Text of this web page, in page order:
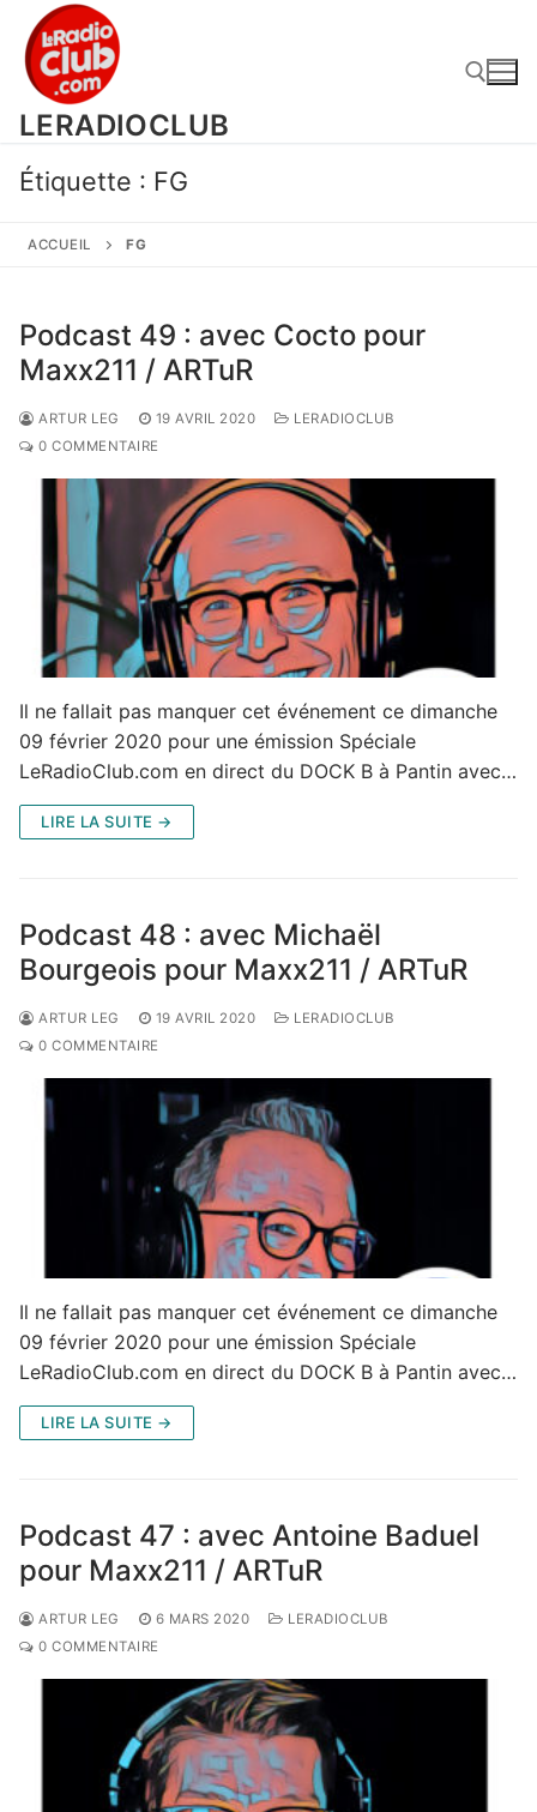
contenu
LERADIOCLUB
Étiquette : FG
ACCUEIL FG
Podcast 49 : avec Cocto pour
Maxx211 / ARTuR
ARTUR LEG 19 AVRIL 2020
LERADIOCLUB
0 COMMENTAIRE
Il ne fallait pas manquer cet événement ce dimanche
09 février 2020 pour une émission Spéciale
LeRadioClub.com en direct du DOCK B à Pantin avec…
LIRE LA SUITE →
Podcast 48 : avec Michaël
Bourgeois pour Maxx211 / ARTuR
ARTUR LEG 19 AVRIL 2020
LERADIOCLUB
0 COMMENTAIRE
Il ne fallait pas manquer cet événement ce dimanche
09 février 2020 pour une émission Spéciale
LeRadioClub.com en direct du DOCK B à Pantin avec…
LIRE LA SUITE →
Podcast 47 : avec Antoine Baduel
pour Maxx211 / ARTuR
ARTUR LEG 6 MARS 2020
LERADIOCLUB
0 COMMENTAIRE